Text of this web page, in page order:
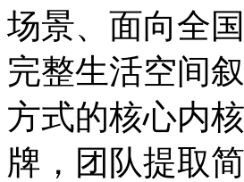
场景、面向全
完整生活空间
方式的核心内
牌，团队提取